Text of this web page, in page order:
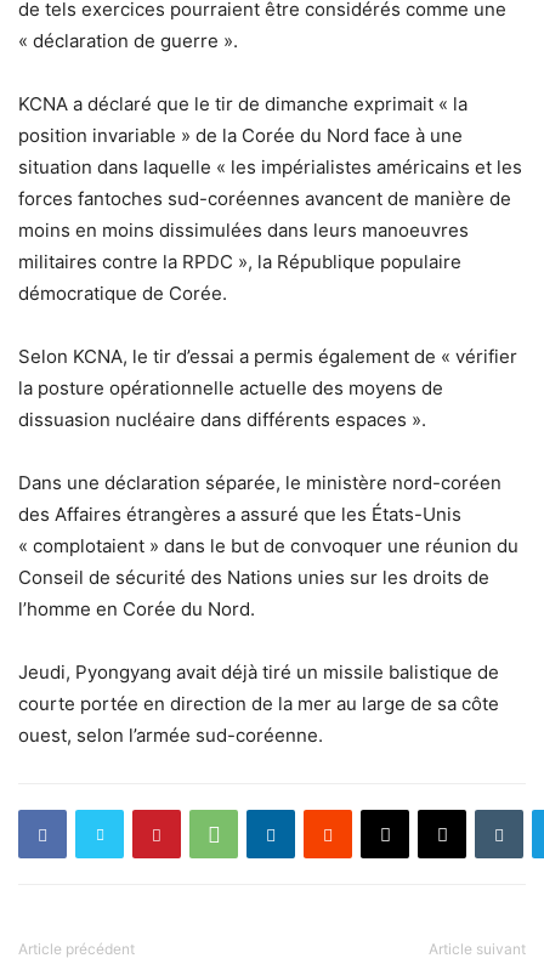
de tels exercices pourraient être considérés comme une
« déclaration de guerre ».
KCNA a déclaré que le tir de dimanche exprimait « la
position invariable » de la Corée du Nord face à une
situation dans laquelle « les impérialistes américains et les
forces fantoches sud-coréennes avancent de manière de
moins en moins dissimulées dans leurs manoeuvres
militaires contre la RPDC », la République populaire
démocratique de Corée.
Selon KCNA, le tir d’essai a permis également de « vérifier
la posture opérationnelle actuelle des moyens de
dissuasion nucléaire dans différents espaces ».
Dans une déclaration séparée, le ministère nord-coréen
des Affaires étrangères a assuré que les États-Unis
« complotaient » dans le but de convoquer une réunion du
Conseil de sécurité des Nations unies sur les droits de
l’homme en Corée du Nord.
Jeudi, Pyongyang avait déjà tiré un missile balistique de
courte portée en direction de la mer au large de sa côte
ouest, selon l’armée sud-coréenne.
Article précédent Article suivant